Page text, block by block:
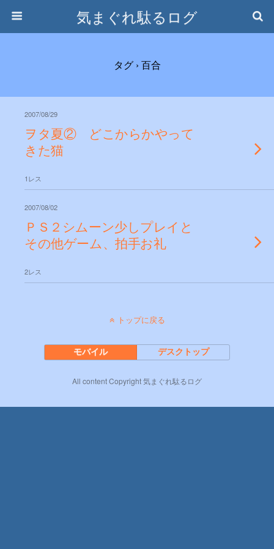
気まぐれ駄るログ
タグ › 百合
2007/08/29
ヲタ夏② どこからかやって
きた猫
1レス
2007/08/02
ＰＳ２シムーン少しプレイと
その他ゲーム、拍手お礼
2レス
トップに戻る
モバイル デスクトップ
All content Copyright 気まぐれ駄るログ